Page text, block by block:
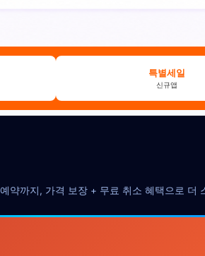
특별세일
신규앱
까지, 가격 보장 + 무료 취소 혜택으로 더